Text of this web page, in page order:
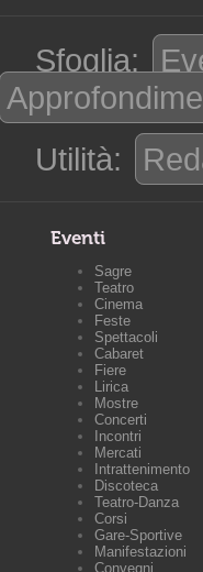
Sfoglia:
Utilità:
Eventi
Sagre
Teatro
Cinema
Feste
Spettacoli
Cabaret
Fiere
Lirica
Mostre
Concerti
Incontri
Mercati
Intrattenimento
Discoteca
Teatro-Danza
Corsi
Gare-Sportive
Manifestazioni
Convegni